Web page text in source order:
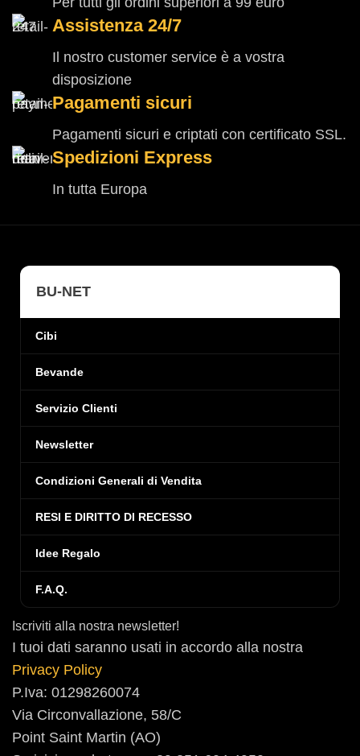
Assistenza 24/7
Il nostro customer service è a vostra
disposizione
Pagamenti sicuri
Pagamenti sicuri e criptati con certificato SSL.
Spedizioni Express
In tutta Europa
BU-NET
Cibi
Bevande
Servizio Clienti
Newsletter
Condizioni Generali di Vendita
RESI E DIRITTO DI RECESSO
Idee Regalo
F.A.Q.
Iscriviti alla nostra newsletter!
I tuoi dati saranno usati in accordo alla nostra
Privacy Policy
P.Iva: 01298260074
Via Circonvallazione, 58/C
Point Saint Martin (AO)